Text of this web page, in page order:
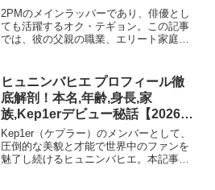
2PMのメインラッパーであり、俳優とし
ても活躍するオク・テギョン。この記事
では、彼の父親の職業、エリート家庭の
に徹底的に解説します。結論として、父
親の職業は公式には...
ヒュニンバヒエ プロフィール徹
底解剖！本名,年齢,身長,家
族,Kep1erデビュー秘話【2026年
最新版】
Kep1er（ケプラー）のメンバーとして、
圧倒的な美貌と才能で世界中のファンを
魅了し続けるヒュニンバヒエ。本記事で